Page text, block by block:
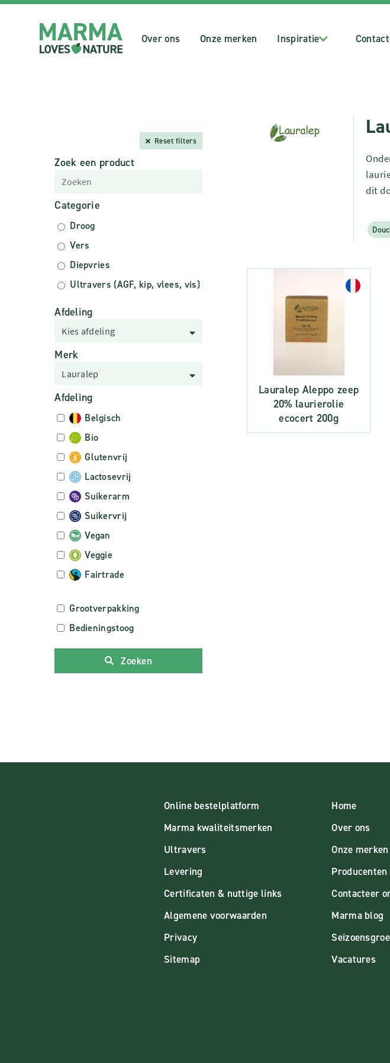
Over ons Onze merken Inspiratie
Reset filters
Zoek een product
Categorie
Droog
Vers
Diepvries
Ultravers (AGF, kip, vlees, vis)
Afdeling
Kies afdeling
Merk
Lauralep
Afdeling
Belgisch
Bio
Glutenvrij
Lactosevrij
Suikerarm
Suikervrij
Vegan
Veggie
Fairtrade
Grootverpakking
Bedieningstoog
Zoeken
dit
Lauralep Aleppo zeep
20% laurierolie
ecocert 200g
Online bestelplatform
Marma kwaliteitsmerken
Ultravers
Levering
Certificaten & nuttige links
Algemene voorwaarden
Privacy
Sitemap
Home
Over ons
Onze merken
Contacteer
Marma blog
Vacatures